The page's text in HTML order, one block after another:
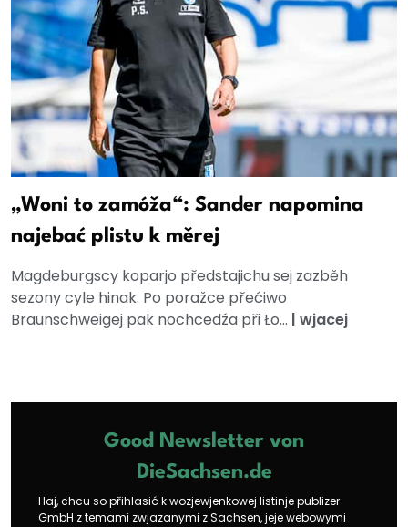
„Woni to zamóža“: Sander napomina
najebać plistu k měrej
Magdeburgscy koparjo předstajichu sej zazběh
sezony cyle hinak. Po poražce přećiwo
Braunschweigej pak nochcedźa při Ło... | wjacej
Good Newsletter von
DieSachsen.de
Haj, chcu so přihlasić k wozjewjenkowej listinje publizer
GmbH z temami zwjazanymi z Sachsen, jeje webowymi